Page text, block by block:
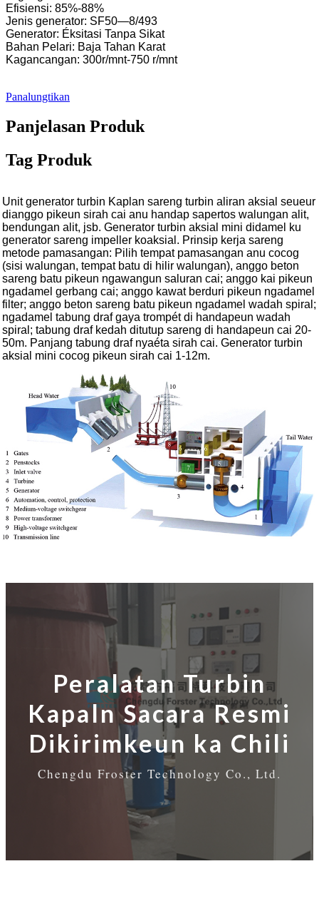
Efisiensi: 85%-88%
Jenis generator: SF50—8/493
Generator: Éksitasi Tanpa Sikat
Bahan Pelari: Baja Tahan Karat
Kagancangan: 300r/mnt-750 r/mnt
Panalungtikan
Panjelasan Produk
Tag Produk
Unit generator turbin Kaplan sareng turbin aliran aksial seueur
dianggo pikeun sirah cai anu handap sapertos walungan alit,
bendungan alit, jsb. Generator turbin aksial mini didamel ku
generator sareng impeller koaksial. Prinsip kerja sareng
metode pamasangan: Pilih tempat pamasangan anu cocog
(sisi walungan, tempat batu di hilir walungan), anggo beton
sareng batu pikeun ngawangun saluran cai; anggo kai pikeun
ngadamel gerbang cai; anggo kawat berduri pikeun ngadamel
filter; anggo beton sareng batu pikeun ngadamel wadah spiral;
ngadamel tabung draf gaya trompét di handapeun wadah
spiral; tabung draf kedah ditutup sareng di handapeun cai 20-
50m. Panjang tabung draf nyaéta sirah cai. Generator turbin
aksial mini cocog pikeun sirah cai 1-12m.
Peralatan Turbin
Kapaln Sacara Resmi
Dikirimkeun ka Chili
Chengdu Froster Technology Co., Ltd.